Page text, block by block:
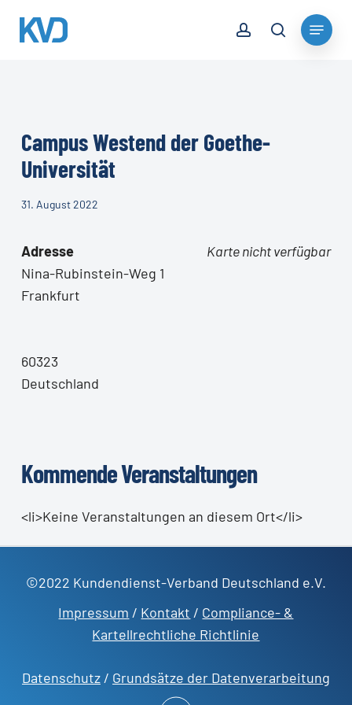
search
Menu
Campus Westend der Goethe-
Universität
31. August 2022
Karte nicht verfügbar
Adresse
Nina-Rubinstein-Weg 1
Frankfurt
60323
Deutschland
Kommende Veranstaltungen
<li>Keine Veranstaltungen an diesem Ort</li>
©2022 Kundendienst-Verband Deutschland e.V.
Impressum / Kontakt / Compliance- &
Kartellrechtliche Richtlinie
Datenschutz/ Grundsätze der Datenverarbeitung
Close